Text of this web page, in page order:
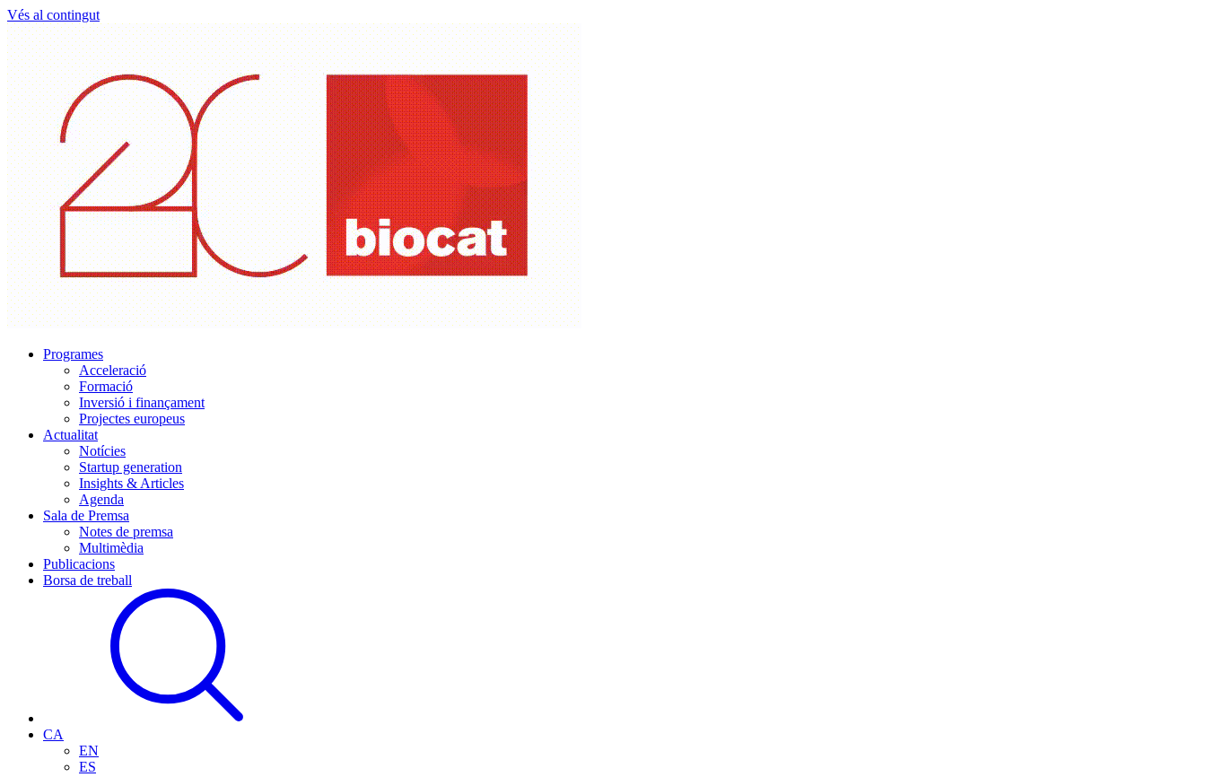
Vés al contingut
Programes
Acceleració
Formació
Inversió i finançament
Projectes europeus
Actualitat
Notícies
Startup generation
Insights & Articles
Agenda
Sala de Premsa
Notes de premsa
Multimèdia
Publicacions
Borsa de treball
CA
EN
ES